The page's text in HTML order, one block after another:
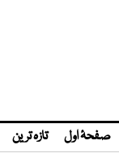
صفحۂ اول تازہ ترین